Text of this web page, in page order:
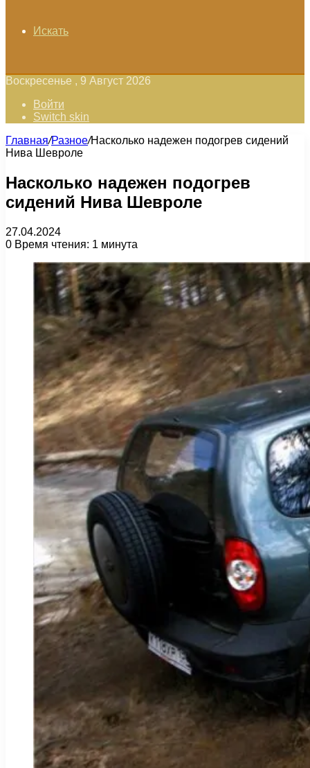
Искать
Воскресенье , 9 Август 2026
Войти
Switch skin
Главная/Разное/Насколько надежен подогрев сидений
Нива Шевроле
Насколько надежен подогрев
сидений Нива Шевроле
27.04.2024
0 Время чтения: 1 минута